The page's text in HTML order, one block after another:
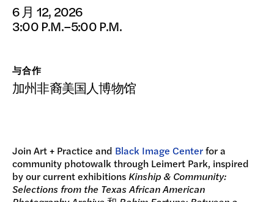
6 月 12, 2026
3:00 P.M.–5:00 P.M.
与合作
加州非裔美国人博物馆
Join Art + Practice and Black Image Centerfor a
community photowalk through Leimert Park, inspired
by our current exhibitions Kinship & Community:
Selections from the Texas African American